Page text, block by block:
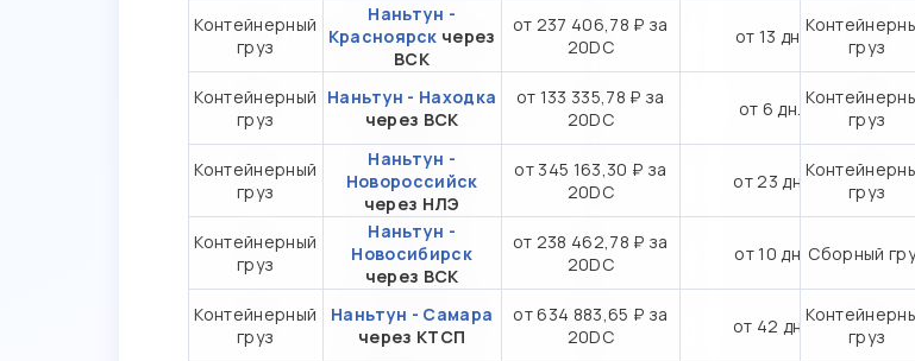
Контейнерный
груз
Наньтун -
Красноярск через
ВСК
от 237 406,78 ₽ за
20DC
от 13 дн.
Контейнерный
груз
Наньтун - Находка
через ВСК
от 133 335,78 ₽ за
20DC
от 6 дн.
Контейнерный
груз
Наньтун -
Новороссийск
через НЛЭ
от 345 163,30 ₽ за
20DC
от 23 дн.
Контейнерный
груз
Наньтун -
Новосибирск
через ВСК
от 238 462,78 ₽ за
20DC
от 10 дн.
Контейнерный
груз
Наньтун - Самара
через КТСП
от 634 883,65 ₽ за
20DC
от 42 дн.
груз
груз
груз
Сборный
груз